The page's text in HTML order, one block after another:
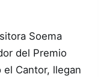
Soema
del Premio
Cantor, llegan